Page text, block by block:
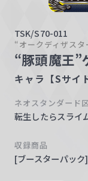
TSK/S70-011
“オークディザスタ
“豚頭魔王”
キャラ【Sサイ
ネオスタンダード
転生したらスライ
収録商品
[ブースターパッ